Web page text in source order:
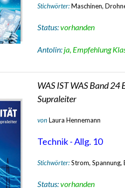
Stichwörter:Maschinen,
Status:vorhanden
Antolin: ja, Empfehlung
WAS IST WAS Band
Supraleiter
vonLaura Hennemann
Technik - Allg. 10
Stichwörter:Strom, Spannung,
Status:vorhanden